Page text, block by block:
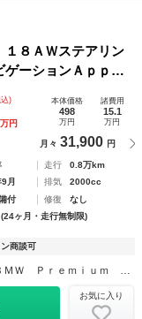
８ＡＷステアリン
ーションＡｐｐｌ
ィスプレイオート
古車
)
万円
本体価格
498
万円
諸費用
15.1
万円
月々 31,900 円
走行
0.8万km
月 排気
2000cc
付 修復
なし
ヶ月・走行無制限)
商談可
Ｍｅｉｔｅｔｓｕ ＢＭＷ ＢＭＷ Ｐｒｅｍｉｕｍ Ｓｅｌｅｃｔｉｏｎ多治見
お気に入り